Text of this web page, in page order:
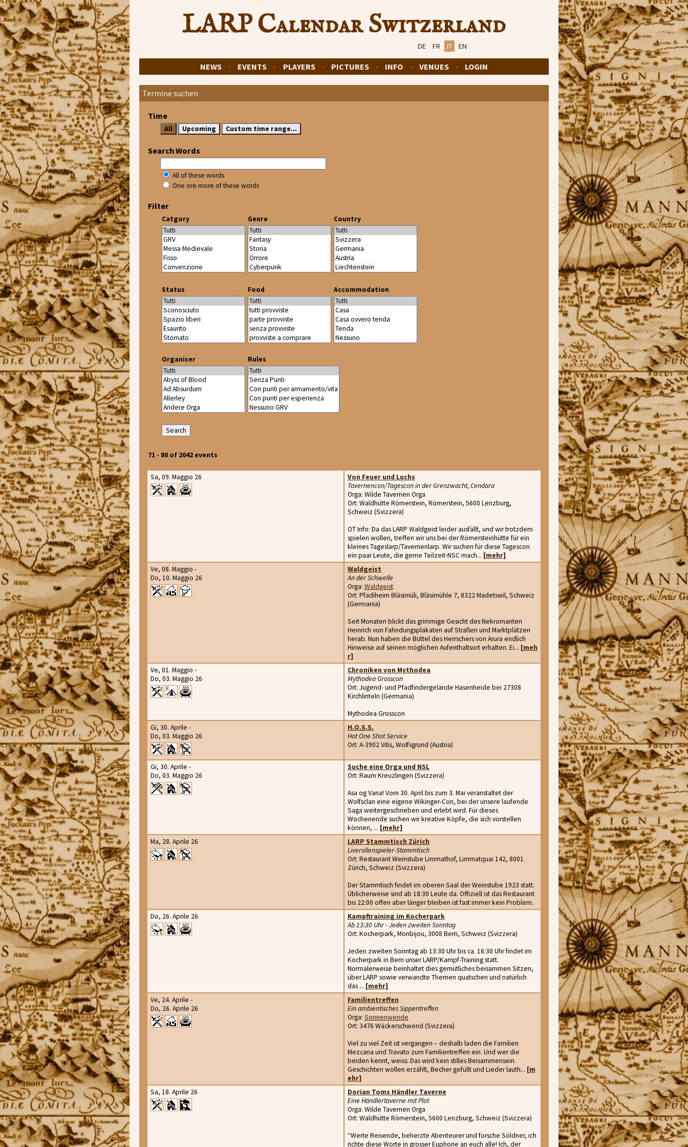
LARP Calendar Switzerland
DE FR IT EN
NEWS · EVENTS · PLAYERS · PICTURES · INFO · VENUES · LOGIN
Termine suchen
Time
Search Words
All of these words
One ore more of these words
Filter
Catgory Genre Country
Status Food Accommodation
Organiser Rules
71 - 80 of 2042 events
Sa, 09. Maggio 26
Von Feuer und Luchs
Tavernencon/Tagescon in der Grenzwacht, Cendara
Orga: Wilde Tavernen Orga
Ort: Waldhütte Römerstein, Römerstein, 5600 Lenzburg,
Schweiz (Svizzera)
OT Info: Da das LARP Waldgeist leider ausfällt, und wir trotzdem
spielen wollen, treffen wir uns bei der Römersteinhütte für ein
kleines Tageslarp/Tavernenlarp. Wir suchen für diese Tagescon
ein paar Leute, die gerne Teilzeit-NSC mach... [mehr]
Ve, 08. Maggio -
Do, 10. Maggio 26
Waldgeist
An der Schwelle
Orga: Waldgeist
Ort: Pfadiheim Bläsimüli, Bläsimühle 7, 8322 Madetswil, Schweiz
(Germania)
Seit Monaten blickt das grimmige Gesicht des Nekromanten
Heinrich von Fahndungsplakaten auf Straßen und Marktplätzen
herab. Nun haben die Büttel des Herrschers von Arura endlich
Hinweise auf seinen möglichen Aufenthaltsort erhalten. Ei... [meh
r]
Ve, 01. Maggio -
Do, 03. Maggio 26
Chroniken von Mythodea
Mythodea Grosscon
Ort: Jugend- und Pfadfindergelände Hasenheide bei 27308
Kirchlinteln (Germania)
Mythodea Grosscon
Gi, 30. Aprile -
Do, 03. Maggio 26
H.O.S.S.
Hot One Shot Service
Ort: A-3902 Vitis, Wolfsgrund (Austria)
Gi, 30. Aprile -
Do, 03. Maggio 26
Suche eine Orga und NSL
Ort: Raum Kreuzlingen (Svizzera)
Asa og Vana! Vom 30. April bis zum 3. Mai veranstaltet der
Wolfsclan eine eigene Wikinger-Con, bei der unsere laufende
Saga weitergeschrieben und erlebt wird. Für dieses
Wochenende suchen wir kreative Köpfe, die sich vorstellen
können, ... [mehr]
Ma, 28. Aprile 26
LARP Stammtisch Zürich
Liverollenspieler-Stammtisch
Ort: Restaurant Weinstube Limmathof, Limmatquai 142, 8001
Zürich, Schweiz (Svizzera)
Der Stammtisch findet im oberen Saal der Weinstube 1923 statt.
Üblicherweise sind ab 18:30 Leute da. Offiziell ist das Restaurant
bis 22:00 offen aber länger bleiben ist fast immer kein Problem.
Do, 26. Aprile 26
Kampftraining im Kocherpark
Ab 13:30 Uhr - Jeden zweiten Sonntag
Ort: Kocherpark, Monbijou, 3008 Bern, Schweiz (Svizzera)
Jeden zweiten Sonntag ab 13:30 Uhr bis ca. 16:30 Uhr findet im
Kocherpark in Bern unser LARP/Kampf-Training statt.
Normalerweise beinhaltet dies gemütliches beisammen Sitzen,
über LARP sowie verwandte Themen quatschen und natürlich
das ... [mehr]
Ve, 24. Aprile -
Do, 26. Aprile 26
Familientreffen
Ein ambientisches Sippentreffen
Orga: Sonnenwende
Ort: 3476 Wäckerschwend (Svizzera)
Viel zu viel Zeit ist vergangen – deshalb laden die Familien
Mezcana und Travato zum Familientreffen ein. Und wer die
beiden kennt, weiss: Das wird kein stilles Beisammensein.
Geschichten wollen erzählt, Becher gefüllt und Lieder lauth... [m
ehr]
Sa, 18. Aprile 26
Dorian Toms Händler Taverne
Eine Händlertaverne mit Plot
Orga: Wilde Tavernen Orga
Ort: Waldhütte Römerstein, 5600 Lenzburg, Schweiz (Svizzera)
“Werte Reisende, beherzte Abenteurer und forsche Söldner, ich
richte diese Worte in grosser Euphorie an euch alle! Ich, der